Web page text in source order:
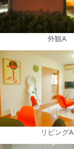
外観A
リビングA